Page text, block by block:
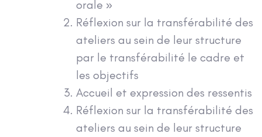
orale »
Réflexion sur la transférabilité des
ateliers au sein de leur structure
par le transférabilité le cadre et
les objectifs
Accueil et expression des ressentis
Réflexion sur la transférabilité des
ateliers au sein de leur structure